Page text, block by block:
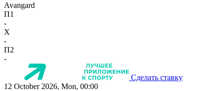
Avangard
П1
-
X
-
П2
-
Сделать ставку
12 October 2026, Mon, 00:00